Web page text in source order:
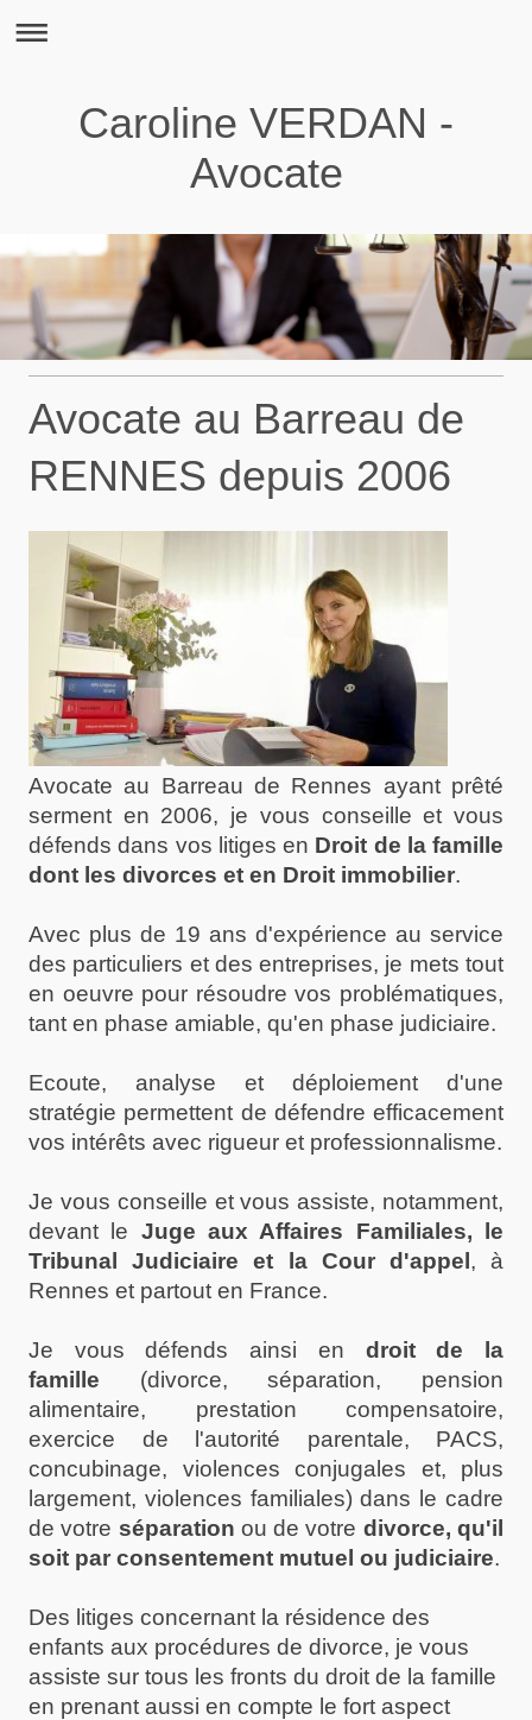
Caroline VERDAN -
Avocate
Avocate au Barreau de
RENNES depuis 2006
Avocate au Barreau de Rennes ayant prêté
serment en 2006, je vous conseille et vous
défends dans vos litiges en Droit de la famille
dont les divorces et en Droit immobilier.
Avec plus de 19 ans d'expérience au service
des particuliers et des entreprises, je mets tout
en oeuvre pour résoudre vos problématiques,
tant en phase amiable, qu'en phase judiciaire.
Ecoute, analyse et déploiement d'une
stratégie permettent de défendre efficacement
vos intérêts avec rigueur et professionnalisme.
Je vous conseille et vous assiste, notamment,
devant le Juge aux Affaires Familiales, le
Tribunal Judiciaire et la Cour d'appel , à
Rennes et partout en France.
Je vous défends ainsi en droit de la
famille (divorce, séparation, pension
alimentaire, prestation compensatoire,
exercice de l'autorité parentale, PACS,
concubinage, violences conjugales et, plus
largement, violences familiales) dans le cadre
de votre séparation ou de votre divorce, qu'il
soit par consentement mutuel ou judiciaire.
Des litiges concernant la résidence des
enfants aux procédures de divorce, je vous
assiste sur tous les fronts du droit de la famille
en prenant aussi en compte le fort aspect